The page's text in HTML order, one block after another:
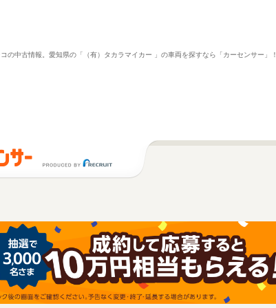
中古情報。愛知県の「（有）タカラマイカー 」の車両を探すなら「カーセンサー」！